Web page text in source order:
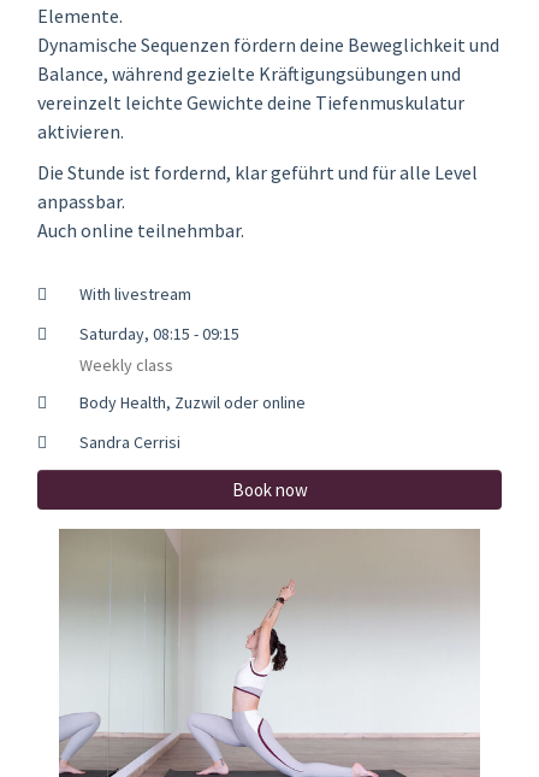
Elemente.
Dynamische Sequenzen fördern deine Beweglichkeit und
Balance, während gezielte Kräftigungsübungen und
vereinzelt leichte Gewichte deine Tiefenmuskulatur
aktivieren.
Die Stunde ist fordernd, klar geführt und für alle Level
anpassbar.
Auch online teilnehmbar.
With livestream
Saturday, 08:15 - 09:15
Weekly class
Body Health, Zuzwil oder online
Sandra Cerrisi
Book now